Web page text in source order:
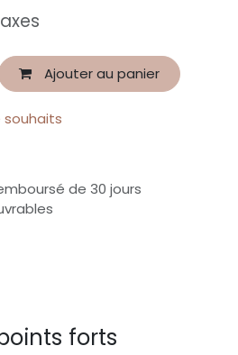
Ajouter au panier
souhaits
de 30 jours
forts